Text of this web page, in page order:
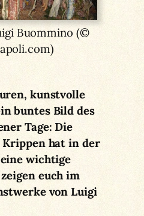
Buommino (©
kunstvolle
buntes Bild des
Tage: Die
hat in der
wichtige
euch im
von Luigi